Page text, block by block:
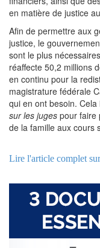
en matière de justice
Afin de permettre aux
justice, le
sont le plus
réaffecte 50,2 millions
en continu pour la
magistrature fédérale
qui en ont besoin.
sur les juges pour faire
de la famille aux cours
Lire l'article complet